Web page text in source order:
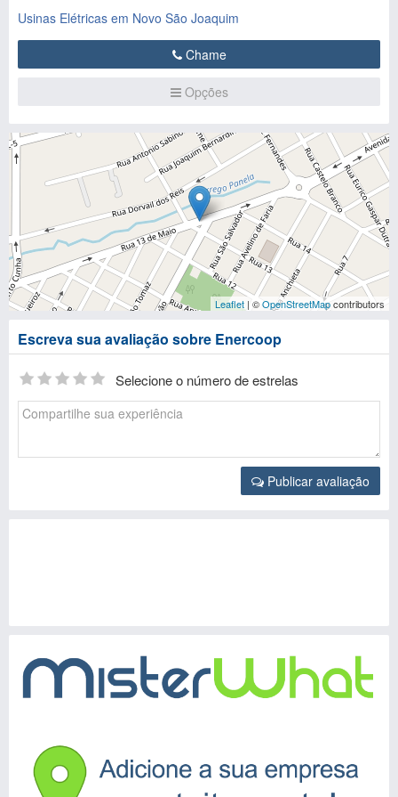
Usinas Elétricas em Novo São Joaquim
Chame
Opções
Leaflet | ©OpenStreetMapcontributors
Escreva sua avaliação sobre Enercoop
Selecione o número de estrelas
Publicar avaliação